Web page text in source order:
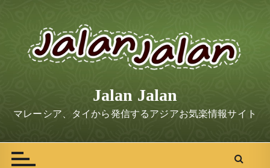
t
Jalan Jalan
マレーシア、タイから発信するアジアお気楽情報サイト